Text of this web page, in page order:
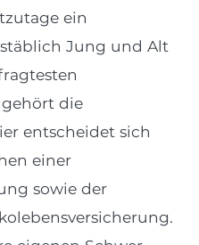
ein
Jung und Alt
gehört die
entscheidet sich
einer
sowie der